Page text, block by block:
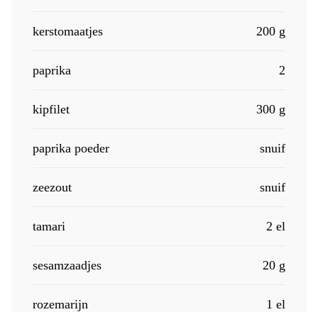
kerstomaatjes 200 g
paprika 2
kipfilet 300 g
paprika poeder snuif
zeezout snuif
tamari 2 el
sesamzaadjes 20 g
rozemarijn 1 el